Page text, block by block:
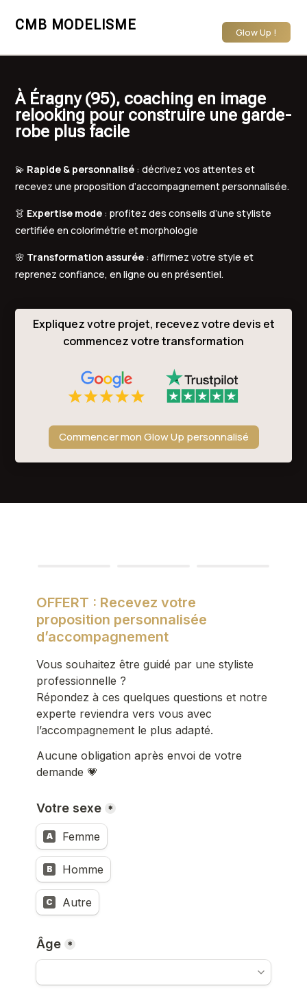
CMB MODELISME Glow Up !
À Éragny (95), coaching en image
relooking pour construire une garde-
robe plus facile
💫 Rapide & personnalisé : décrivez vos attentes et
recevez une proposition d’accompagnement personnalisée.
👗 Expertise mode : profitez des conseils d’une styliste
certifiée en colorimétrie et morphologie
🌸 Transformation assurée : affirmez votre style et
reprenez confiance, en ligne ou en présentiel.
Expliquez votre projet, recevez votre devis et
commencez votre transformation
Commencer mon Glow Up personnalisé